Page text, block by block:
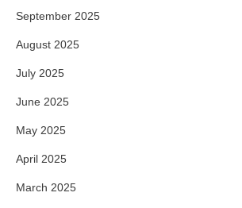
September 2025
August 2025
July 2025
June 2025
May 2025
April 2025
March 2025